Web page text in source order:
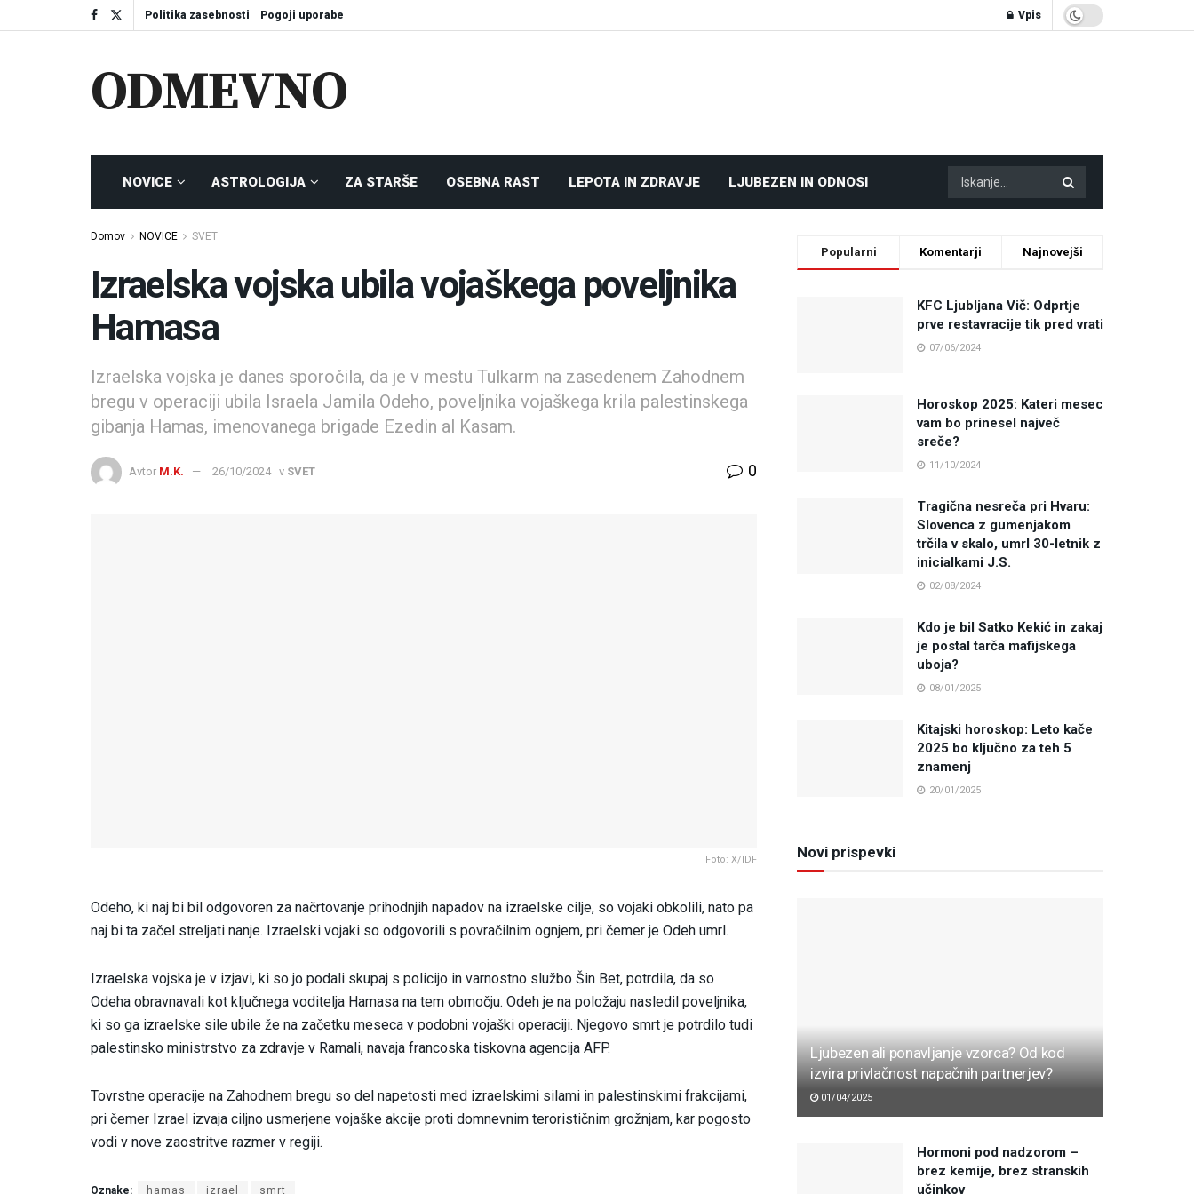
Politika zasebnosti Pogoji uporabe Vpis
ODMEVNO
NOVICE ASTROLOGIJA ZA STARŠE OSEBNA RAST LEPOTA IN ZDRAVJE LJUBEZEN IN ODNOSI
Domov NOVICE SVET
Izraelska vojska ubila vojaškega poveljnika
Hamasa
Izraelska vojska je danes sporočila, da je v mestu Tulkarm na zasedenem Zahodnem
bregu v operaciji ubila Israela Jamila Odeho, poveljnika vojaškega krila palestinskega
gibanja Hamas, imenovanega brigade Ezedin al Kasam.
Avtor M.K. 26/10/2024 v SVET 0
Foto: X/IDF
Odeho, ki naj bi bil odgovoren za načrtovanje prihodnjih napadov na izraelske cilje, so vojaki obkolili, nato pa
naj bi ta začel streljati nanje. Izraelski vojaki so odgovorili s povračilnim ognjem, pri čemer je Odeh umrl.
Izraelska vojska je v izjavi, ki so jo podali skupaj s policijo in varnostno službo Šin Bet, potrdila, da so
Odeha obravnavali kot ključnega voditelja Hamasa na tem območju. Odeh je na položaju nasledil poveljnika,
ki so ga izraelske sile ubile že na začetku meseca v podobni vojaški operaciji. Njegovo smrt je potrdilo tudi
palestinsko ministrstvo za zdravje v Ramali, navaja francoska tiskovna agencija AFP.
Tovrstne operacije na Zahodnem bregu so del napetosti med izraelskimi silami in palestinskimi frakcijami,
pri čemer Izrael izvaja ciljno usmerjene vojaške akcije proti domnevnim terorističnim grožnjam, kar pogosto
vodi v nove zaostritve razmer v regiji.
Oznake: hamas izrael smrt
Popularni Komentarji Najnovejši
KFC Ljubljana Vič: Odprtje
prve restavracije tik pred vrati
07/06/2024
Horoskop 2025: Kateri mesec
vam bo prinesel največ
sreče?
11/10/2024
Tragična nesreča pri Hvaru:
Slovenca z gumenjakom
trčila v skalo, umrl 30-letnik z
inicialkami J.S.
02/08/2024
Kdo je bil Satko Kekić in zakaj
je postal tarča mafijskega
uboja?
08/01/2025
Kitajski horoskop: Leto kače
2025 bo ključno za teh 5
znamenj
20/01/2025
Novi prispevki
Ljubezen ali ponavljanje vzorca? Od kod
izvira privlačnost napačnih partnerjev?
01/04/2025
Hormoni pod nadzorom –
brez kemije, brez stranskih
učinkov